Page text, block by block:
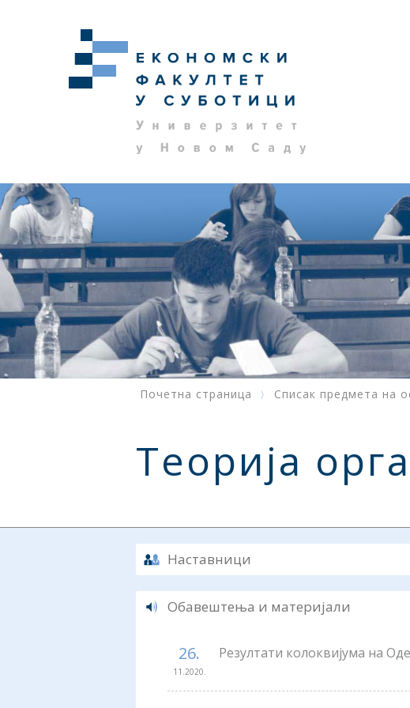
Почетна страница Списак предмета на
Теорија
Наставници
Обавештења и материјали
26.
11.2020.
Резултати колоквијума на